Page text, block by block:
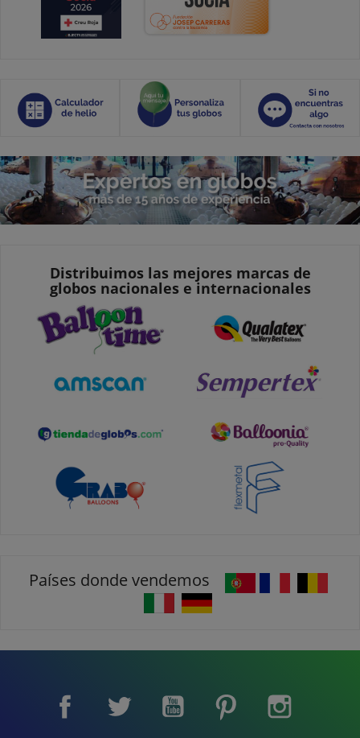
Distribuimos las mejores marcas de
globos nacionales e internacionales
Países donde vendemos
Facebook Twitter YouTube Pinterest